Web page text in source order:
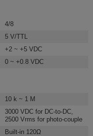
4/8
5 V/TTL
+2 ~ +5 VDC
0 ~ +0.8 VDC
10 k ~ 1 M
3000 VDC for DC-to-DC,
2500 Vrms for photo-couple
Built-in 120Ω